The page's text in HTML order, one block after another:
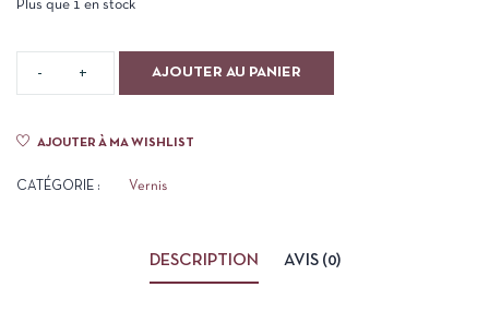
Plus que 1 en stock
AJOUTER AU PANIER
AJOUTER À MA WISHLIST
CATÉGORIE : Vernis
DESCRIPTION AVIS (0)